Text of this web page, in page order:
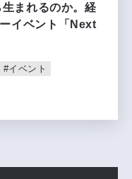
まれるのか。経
イベント「Next
#イベント